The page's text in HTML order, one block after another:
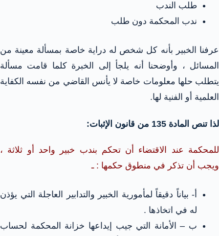
طلب الندب
ندب المحكمة دون طلب
عرفنا الخبير بأنه كل شخص له دراية خاصة بمسألة معينة من
المسائل ، وأوضحنا أنه يلجأ إلى الخبرة كلما قامت مسألة
يتطلب حلها معلومات خاصة لا يأنس القاضي من نفسه الكفاية
العلمية أو الفنية لها.
لذا تنص المادة 135 من قانون الإثبات:
للمحكمة عند الاقتضاء أن تحكم بندب خبير واحد أو ثلاثة ،
ويجب أن تذكر في منطوق حكمها : ـ
أ- بياناً دقيقاً لمأمورية الخبير والتدابير العاجلة التي يؤذن
له في اتخاذها .
ب – الأمانة التي جيب إيداعها خزانة المحكمة لحساب